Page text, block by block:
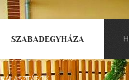
SZABADEGYHÁZA